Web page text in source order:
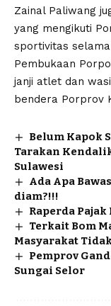
Zainal Paliwang
yang mengikuti
sportivitas
Pembukaan
janji atlet dan
bendera Porprov
Belum Kapok
Tarakan
Sulawesi
Ada Apa
diam?!!!
Raperda
Terkait Bom
Masyarakat
Pemprov
Sungai Selor